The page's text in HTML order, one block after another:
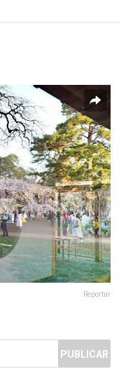
Reportar
PUBLICAR